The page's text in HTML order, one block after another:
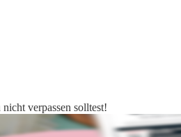
verpassen solltest!